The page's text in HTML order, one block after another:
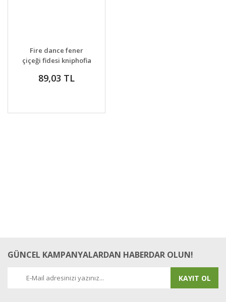
DETAYLAR
VER
Fire dance fener
çiçeği fidesi kniphofia
89,03 TL
GÜNCEL KAMPANYALARDAN HABERDAR OLUN!
KAYIT OL